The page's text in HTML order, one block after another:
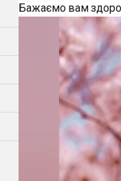
Бажаємо вам
В
е
л